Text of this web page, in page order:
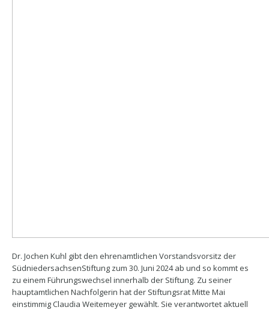
Dr. Jochen Kuhl gibt den ehrenamtlichen Vorstandsvorsitz der
SüdniedersachsenStiftung zum 30. Juni 2024 ab und so kommt es
zu einem Führungswechsel innerhalb der Stiftung. Zu seiner
hauptamtlichen Nachfolgerin hat der Stiftungsrat Mitte Mai
einstimmig Claudia Weitemeyer gewählt. Sie verantwortet aktuell